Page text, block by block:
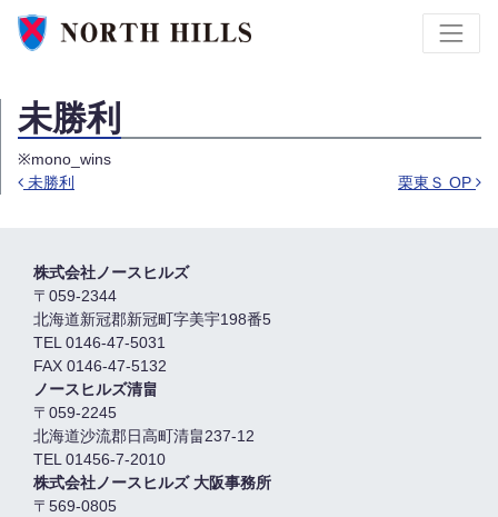
未勝利
※mono_wins
未勝利 栗東Ｓ OP
株式会社ノースヒルズ
〒059-2344
北海道新冠郡新冠町字美宇198番5
TEL 0146-47-5031
FAX 0146-47-5132
ノースヒルズ清畠
〒059-2245
北海道沙流郡日高町清畠237-12
TEL 01456-7-2010
株式会社ノースヒルズ 大阪事務所
〒569-0805